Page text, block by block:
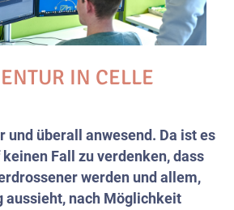
IN CELLE
und überall anwesend. Da ist es
Fall zu verdenken, dass
werden und allem,
aussieht, nach Möglichkeit